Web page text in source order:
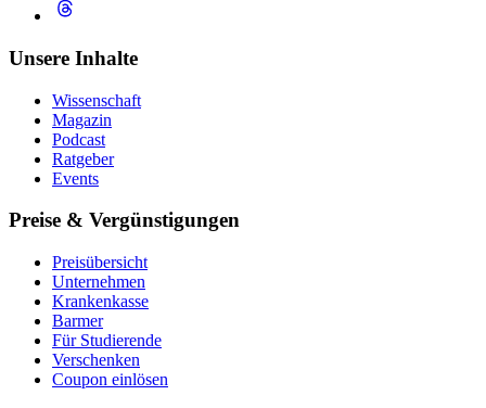
Unsere Inhalte
Wissenschaft
Magazin
Podcast
Ratgeber
Events
Preise & Vergünstigungen
Preisübersicht
Unternehmen
Krankenkasse
Barmer
Für Studierende
Ver­schen­ken
Coupon einlösen